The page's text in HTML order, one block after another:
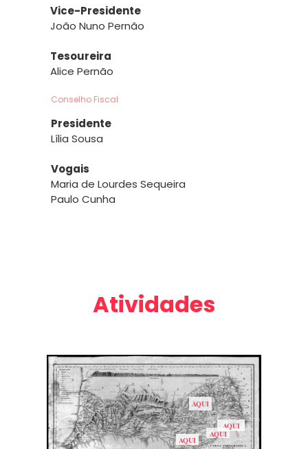
Conselho Fiscal
Vice-Presidente
João Nuno Pernão
Tesoureira
Alice Pernão
Presidente
Lília Sousa
Vogais
Maria de Lourdes Sequeira
Paulo Cunha
Atividades
AQUI
AQUI
AQUI
AQUI